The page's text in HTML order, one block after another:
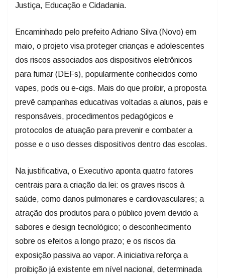
Justiça, Educação e Cidadania.
Encaminhado pelo prefeito Adriano Silva (Novo) em
maio, o projeto visa proteger crianças e adolescentes
dos riscos associados aos dispositivos eletrônicos
para fumar (DEFs), popularmente conhecidos como
vapes, pods ou e-cigs. Mais do que proibir, a proposta
prevê campanhas educativas voltadas a alunos, pais e
responsáveis, procedimentos pedagógicos e
protocolos de atuação para prevenir e combater a
posse e o uso desses dispositivos dentro das escolas.
Na justificativa, o Executivo aponta quatro fatores
centrais para a criação da lei: os graves riscos à
saúde, como danos pulmonares e cardiovasculares; a
atração dos produtos para o público jovem devido a
sabores e design tecnológico; o desconhecimento
sobre os efeitos a longo prazo; e os riscos da
exposição passiva ao vapor. A iniciativa reforça a
proibição já existente em nível nacional, determinada